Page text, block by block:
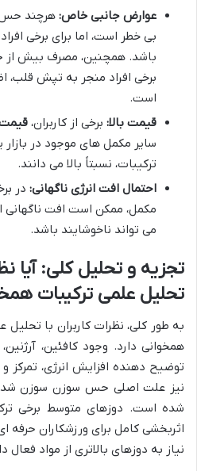
عوارض جانبی خاص: هرچند حس
بی خطر است، اما برای برخی
باشد. همچنین، مصرف بیش از
برخی افراد منجر به تپش قلب،
است.
قیمت بالا: برخی از کاربران،
سایر مکمل های موجود در بازار
ترکیبات، نسبتاً بالا می دانند.
احتمال افت انرژی ناگهانی: در
می تواند ناخوشایند باشد.
تجزیه و تحلیل کلی: آیا
تحلیل علمی ترکیبات
به طور کلی، نظرات کاربران با
همخوانی دارد. وجود کافئین،
توضیح دهنده افزایش انرژی، تمرکز
نیز علت اصلی حس سوزن سوزن
شده است. دوزهای متوسط برخی
اثربخشی کامل برای ورزشکاران حرفه
نیاز به دوزهای بالاتری از مواد فعال